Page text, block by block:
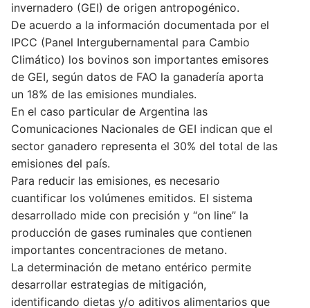
invernadero (GEI) de origen antropogénico.
De acuerdo a la información documentada por el
IPCC (Panel Intergubernamental para Cambio
Climático) los bovinos son importantes emisores
de GEI, según datos de FAO la ganadería aporta
un 18% de las emisiones mundiales.
En el caso particular de Argentina las
Comunicaciones Nacionales de GEI indican que el
sector ganadero representa el 30% del total de las
emisiones del país.
Para reducir las emisiones, es necesario
cuantificar los volúmenes emitidos. El sistema
desarrollado mide con precisión y “on line” la
producción de gases ruminales que contienen
importantes concentraciones de metano.
La determinación de metano entérico permite
desarrollar estrategias de mitigación,
identificando dietas y/o aditivos alimentarios que